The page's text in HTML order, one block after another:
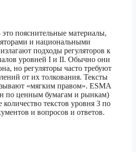
пояснительные материалы,
и национальными
подходы регуляторов к
уровней I и II. Обычно они
но регуляторы часто требуют
от их толкования. Тексты
«мягким правом». ESMA
по ценным бумагам и рынкам)
текстов уровня 3 по
и вопросов и ответов.